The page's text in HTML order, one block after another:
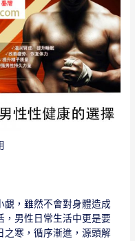
覷，雖然不會對身體造成
男性日常生活中更是要
之寒，循序漸進，源頭解